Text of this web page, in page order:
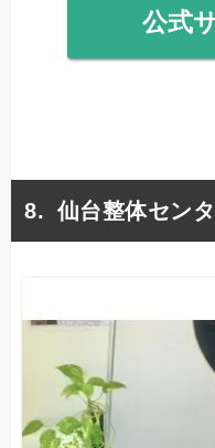
公式
仙台整体セン